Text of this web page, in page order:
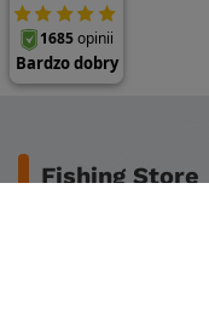
Fishing Store